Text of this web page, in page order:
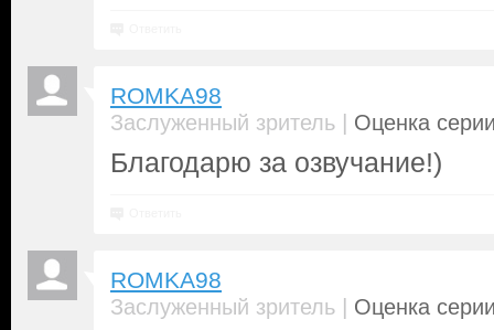
ROMKA98
Заслуженный зритель | Оценка
Благодарю за озвучание!)
ROMKA98
Заслуженный зритель | Оценка